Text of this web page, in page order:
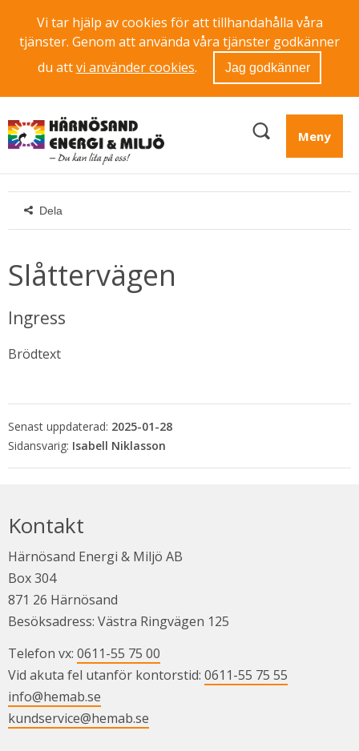
Vi tar hjälp av cookies för att tillhandahålla våra
tjänster. Genom att använda våra tjänster godkänner
du attvi använder cookies. Jag godkänner
Meny
Dela
Slåttervägen
Ingress
Brödtext
Senast uppdaterad: 2025-01-28
Isabell Niklasson
Kontakt
Härnösand Energi & Miljö AB
Box 304
871 26 Härnösand
Besöksadress: Västra Ringvägen 125
Telefon vx: 0611-55 75 00
Vid akuta fel utanför kontorstid: 0611-55 75 55
info@hemab.se
kundservice@hemab.se